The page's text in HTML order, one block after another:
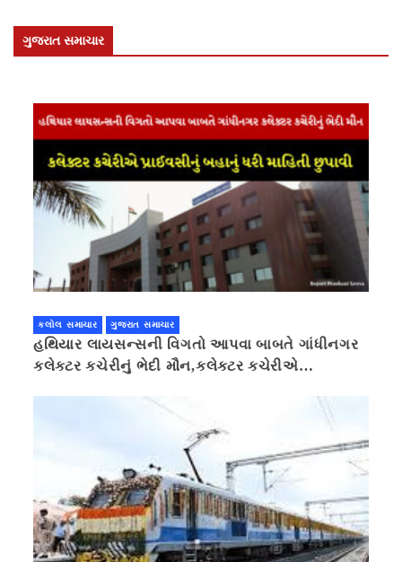
ગુજરાત સમાચાર
કલોલ સમાચાર ગુજરાત સમાચાર
હથિયાર લાયસન્સની વિગતો આપવા બાબતે ગાંધીનગર
કલેક્ટર કચેરીનું ભેદી મૌન,કલેક્ટર કચેરીએ